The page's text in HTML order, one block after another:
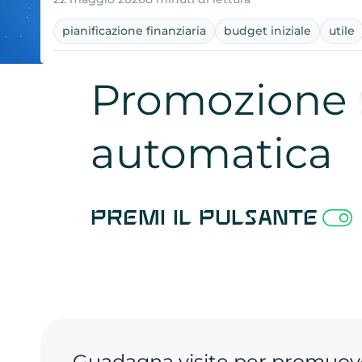
pianificazione finanziaria budget iniziale utile
Promozione
automatica
Premi il pulsante